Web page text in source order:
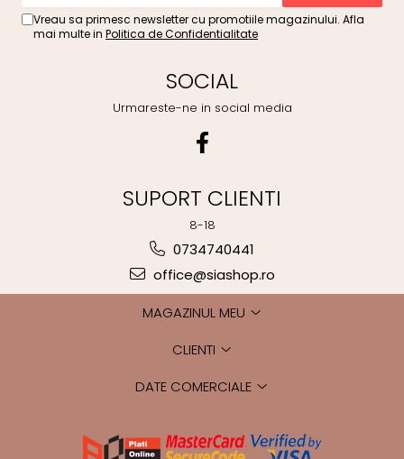
Vreau sa primesc newsletter cu promotiile magazinului. Afla
mai multe in Politica de Confidentialitate
SOCIAL
Urmareste-ne in social media
SUPORT CLIENTI
8-18
0734740441
office@siashop.ro
MAGAZINUL MEU
CLIENTI
DATE COMERCIALE